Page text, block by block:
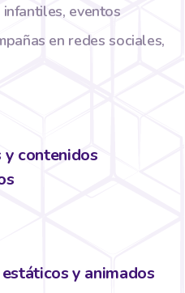
eventos
en redes sociales,
y contenidos
y animados